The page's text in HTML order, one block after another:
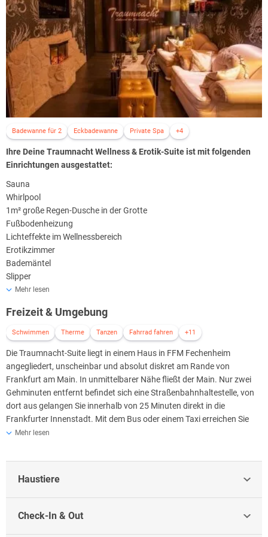
auf Sie, ebenso in der Suite in trauter Zweisamkeit.
Restaurants befinden sich zahlreich in der Frankfurter Stadtmitte.
Diese sind bequem mit dem Auto oder der S-Bahn binnen 20 Minuten
vom Objekt, in einem Mischgebiet gelegen, zu erreichen.
Lassen Sie nach einer leidenschaftlichen Nacht im Liebesnest
Frankfurt Ihren amourösen Kurztrip am nächsten Morgen bei einem
ausgiebigen Frühstück noch einmal Revue passieren.
Badewanne für 2 Eckbadewanne Private Spa +4
Ihre Deine Traumnacht Wellness & Erotik-Suite ist mit folgenden
Einrichtungen ausgestattet:
Sauna
Whirlpool
1m² große Regen-Dusche in der Grotte
Fußbodenheizung
Lichteffekte im Wellnessbereich
Erotikzimmer
Bademäntel
Slipper
Beauty Cases Markenprodukte (Duschgel, Bodylotion, Shampoo,
Rasierer, Rasiergel, Duschhaube, Wattestäbchen und Pads, Kondom,
Gleitgel, Ob-Tampon, Desinfektionstuch, Whirlpool Badezusatz,
teilw.optional)
Fön
Regenschirm
Außenbereich
8eck-Wasserbett
Erotisch ausgestattetes Liebeszimmer
Liebesschaukel
Spezialequipment
Stimmungstoys
Spiegelzimmer/ Ruheraum
2D/3D HD-Camcorder (drehen Sie Ihren eigenen Film)*
DVD-Rohlinge*
Mehr lesen
Freizeit & Umgebung
Schwimmen Therme Tanzen Fahrrad fahren +11
Die Traumnacht-Suite liegt in einem Haus in FFM Fechenheim
angegliedert, unscheinbar und absolut diskret am Rande von
Frankfurt am Main. In unmittelbarer Nähe fließt der Main. Nur zwei
Gehminuten entfernt befindet sich eine Straßenbahnhaltestelle, von
dort aus gelangen Sie innerhalb von 25 Minuten direkt in die
Frankfurter Innenstadt. Mit dem Bus oder einem Taxi erreichen Sie
ebenfalls mühelos die Sehenswürdigkeiten und Restaurants der
Hotelbetrieb angeschlossen. Sie nutzen das Appartement, welches
über einen eigenen Eingang verfügt und sich in einem Haus mit
mehreren Pateien befindet, alleine mit dem Partner in trauter
Mehr lesen
Haustiere
Check-In & Out